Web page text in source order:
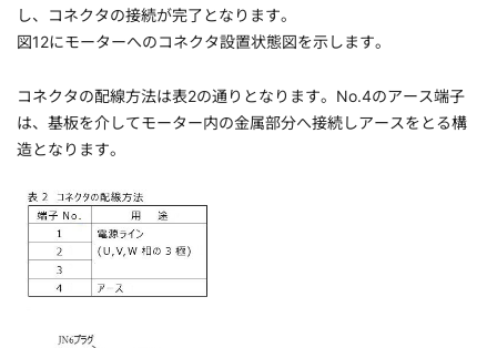
し、コネクタの接続が完了となります。
図12にモーターへのコネクタ設置状態図を示します。
コネクタの配線方法は表2の通りとなります。No.4のアース端子
は、基板を介してモーター内の金属部分へ接続しアースをとる構
造となります。